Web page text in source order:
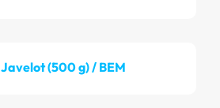
Javelot (500 g) / BEM